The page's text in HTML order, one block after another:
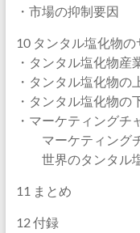
・市場の抑制要因
10 タンタル塩化物
・タンタル塩化物産
・タンタル塩化物の
・タンタル塩化物の
・マーケティングチ
マーケティング
世界のタンタル塩
11 まとめ
12 付録